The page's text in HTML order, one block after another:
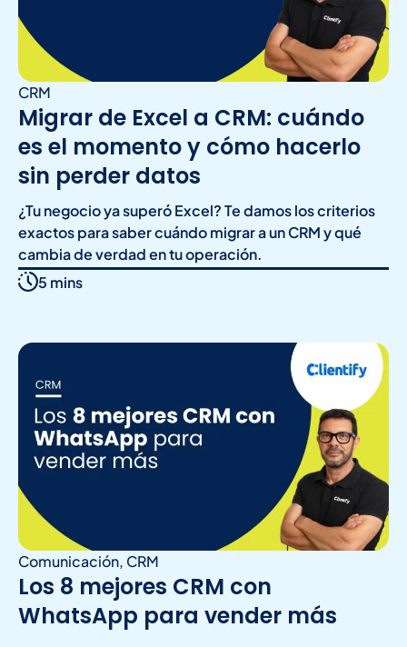
CRM
Migrar de Excel a CRM: cuándo
es el momento y cómo hacerlo
sin perder datos
¿Tu negocio ya superó Excel? Te damos los criterios
exactos para saber cuándo migrar a un CRM y qué
cambia de verdad en tu operación.
5 mins
Comunicación, CRM
Los 8 mejores CRM con
WhatsApp para vender más